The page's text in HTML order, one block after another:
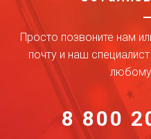
Просто позвоните нам
почту и наш
8 800